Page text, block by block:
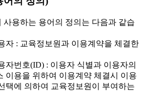
사용하는 용어의 정의는 다음과 같습
자 : 교육정보원과 이용계약을 체결한
자번호(ID) : 이용자 식별과 이용자의
이용을 위하여 이용계약 체결시 이용
택에 의하여 교육정보원이 부여하는